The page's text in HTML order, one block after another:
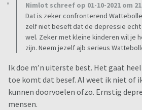
Nimlot schreef op 01-10-2021 om
Dat is zeker confronterend
zelf niet beseft dat de depressie
wel. Zeker met kleine kinderen wil je
zijn. Neem jezelf ajb serieus
Ik doe m’n uiterste best. Het gaat
toe komt dat besef. Al weet ik niet of
kunnen doorvoelen ofzo. Ernstig
mensen.